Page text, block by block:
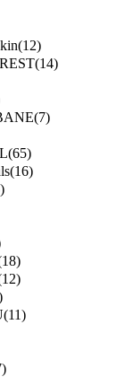
(12)
(14)
(7)
(65)
(16)
(11)